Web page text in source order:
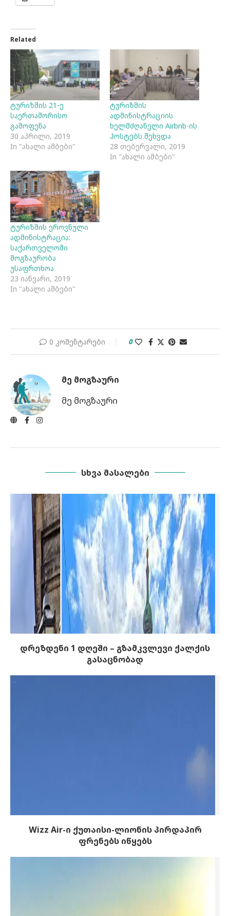
Related
ტურიზმის 21-ე
საერთაშორისო
გამოფენა
30 აპრილი, 2019
In "ახალი ამბები"
ტურიზმის
ადმინისტრაციის
ხელმძღანელი Airbnb-ის
ჰოსტებს შეხვდა
28 თებერვალი, 2019
In "ახალი ამბები"
ტურიზმის ეროვნული
ადმინისტრაცია:
საქართველოში
მოგზაურობა
უსაფრთხოა
23 იანვარი, 2019
In "ახალი ამბები"
0 კომენტარები 0
ᲛᲔ ᲛᲝᲒᲖᲐᲣᲠᲘ
მე მოგზაური
ᲡᲮᲕᲐ ᲛᲐᲡᲐᲚᲔᲑᲘ
დრეზდენი 1 დღეში – გზამკვლევი ქალქის
გასაცნობად
Wizz Air-ი ქუთაისი-ლიონის პირდაპირ
ფრენებს იწყებს